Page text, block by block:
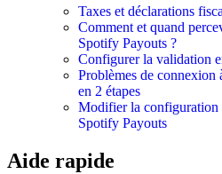
Taxes et déclarations
Comment et quand
Spotify Payouts ?
Configurer la validation
Problèmes de
en 2 étapes
Modifier la configuration
Spotify Payouts
Aide rapide